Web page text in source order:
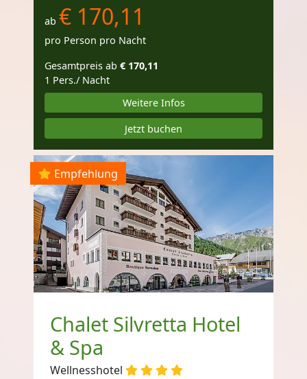
ab € 170,11
pro Person pro Nacht
Gesamtpreis ab € 170,11
1 Pers./ Nacht
Weitere Infos
Jetzt buchen
Empfehlung
Chalet Silvretta Hotel
& Spa
Wellnesshotel